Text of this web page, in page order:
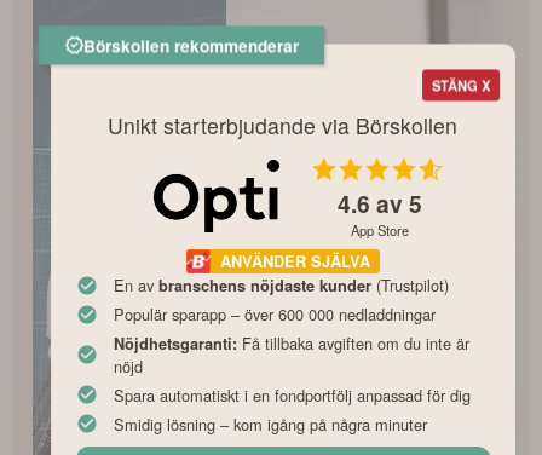
STÄNG X
Börskollen rekommenderar
Unikt starterbjudande via Börskollen
4.6 av 5
App Store
ANVÄNDER SJÄLVA
En av branschens nöjdaste kunder(Trustpilot)
Populär sparapp – över 600 000 nedladdningar
Nöjdhetsgaranti: Få tillbaka avgiften om du inte är
nöjd
Spara automatiskt i en fondportfölj anpassad för dig
Smidig lösning – kom igång på några minuter